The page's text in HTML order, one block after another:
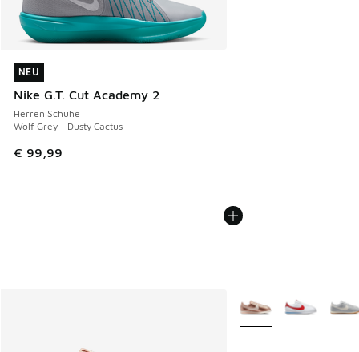
NEU
Nike G.T. Cut Academy 2
Herren Schuhe
Wolf Grey - Dusty Cactus
€ 99,99
NEU
Weitere Farben